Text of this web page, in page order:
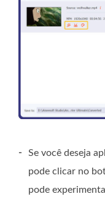
-
Se você deseja
pode clicar no
pode